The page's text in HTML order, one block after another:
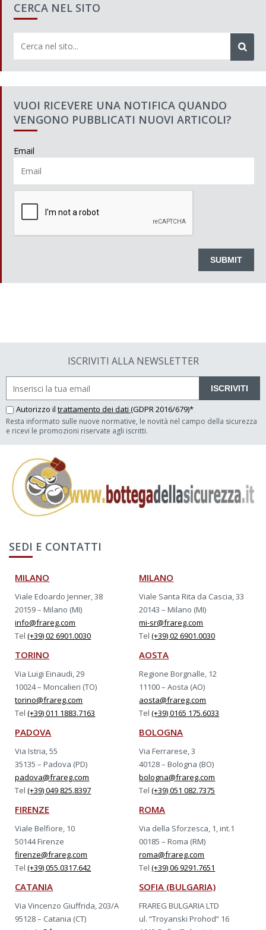
CERCA NEL SITO
VUOI RICEVERE UNA NOTIFICA QUANDO
VENGONO PUBBLICATI NUOVI ARTICOLI?
Email
ISCRIVITI ALLA NEWSLETTER
ISCRIVITI
Autorizzo il trattamento dei dati (GDPR 2016/679)*
Resta informato sulle nuove normative, le novità nel campo della sicurezza
e ricevi le promozioni riservate agli iscritti.
SEDI E CONTATTI
MILANO
Viale Edoardo Jenner, 38
20159 – Milano (MI)
info@frareg.com
Tel(+39) 02 6901.0030
MILANO
Viale Santa Rita da Cascia, 33
20143 – Milano (MI)
mi-sr@frareg.com
Tel(+39) 02 6901.0030
TORINO
Via Luigi Einaudi, 29
10024 – Moncalieri (TO)
torino@frareg.com
Tel(+39) 011 1883.7163
AOSTA
Regione Borgnalle, 12
11100 – Aosta (AO)
aosta@frareg.com
Tel(+39) 0165 175.6033
PADOVA
Via Istria, 55
35135 – Padova (PD)
padova@frareg.com
Tel(+39) 049 825.8397
BOLOGNA
Via Ferrarese, 3
40128 – Bologna (BO)
bologna@frareg.com
Tel(+39) 051 082.7375
FIRENZE
Viale Belfiore, 10
50144 Firenze
firenze@frareg.com
Tel(+39) 055.0317.642
ROMA
Via della Sforzesca, 1, int.1
00185 – Roma (RM)
roma@frareg.com
Tel(+39) 06 9291.7651
CATANIA
Via Vincenzo Giuffrida, 203/A
95128 – Catania (CT)
SOFIA (BULGARIA)
FRAREG BULGARIA LTD
ul. “Troyanski Prohod” 16